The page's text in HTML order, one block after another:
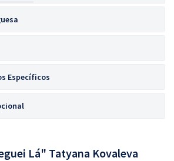
Específicos
Lá" Tatyana Kovaleva